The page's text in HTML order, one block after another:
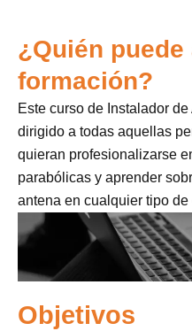
¿Quién
formación?
Este curso de Instalador
dirigido a todas aquellas
quieran profesionalizarse
parabólicas y aprender
antena en cualquier tipo
Objetivos